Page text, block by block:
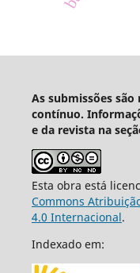
As submissões
contínuo.
e da revista na
Esta obra está
Commons
4.0 Internacional.
Indexado em: